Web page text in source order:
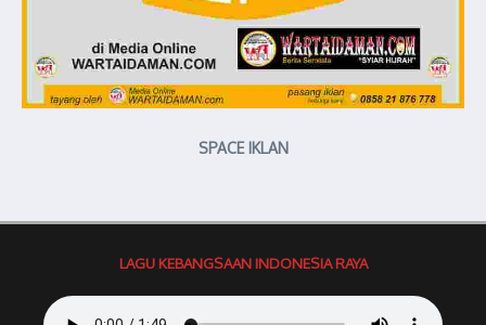
SPACE IKLAN
LAGU KEBANGSAAN INDONESIA RAYA